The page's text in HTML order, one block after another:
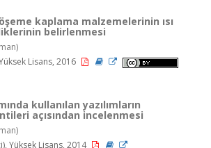
kaplama malzemelerinin ısı
belirlenmesi
Lisans, 2016
kullanılan yazılımların
açısından incelenmesi
Yüksek Lisans, 2014